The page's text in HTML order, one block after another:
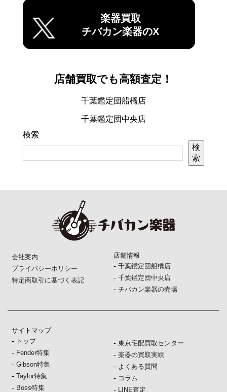
楽器買取
チバカン楽器のX
店舗買取でも高額査定！
千葉鑑定団船橋店
千葉鑑定団中央店
検索
検
索
会社案内
プライバシーポリシー
特定商取引に基づく表記
店舗情報
- 千葉鑑定団船橋店
- 千葉鑑定団中央店
- チバカン楽器の売場
サイトマップ
- トップ
- Fender特集
-Gibson特集
-Taylor特集
- Boss特集
- 東京宅配買取センター
- 楽器の買取実績
- よくある質問
- コラム
- LINE査定